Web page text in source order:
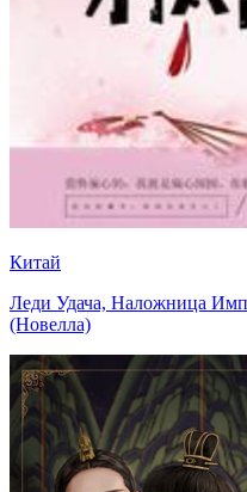
Китай
Леди Удача, Наложница
(Новелла)